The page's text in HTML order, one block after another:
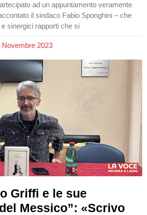
ad un appuntamento veramente
il sindaco Fabio Sponghini – che
sinergici rapporti che si
Novembre 2023
Griffi e le sue
Messico”: «Scrivo